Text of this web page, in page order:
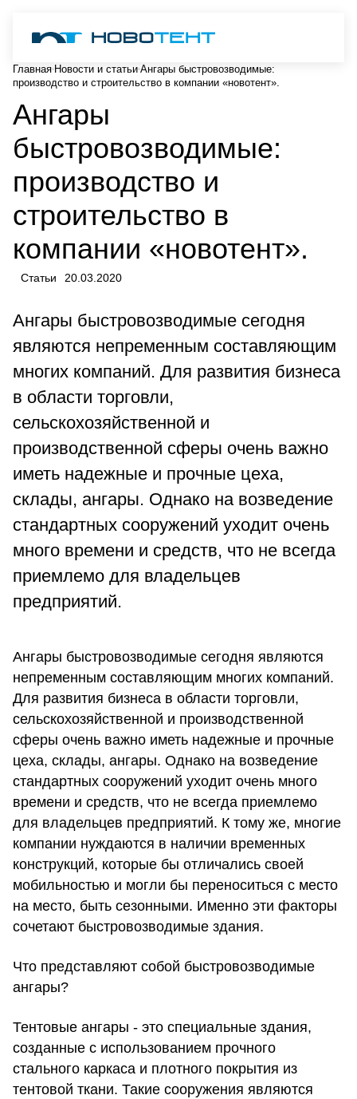
Главная Новости и статьи Ангары быстровозводимые:
производство и строительство в компании «новотент».
Ангары
быстровозводимые:
производство и
строительство в
компании «новотент».
Статьи 20.03.2020
Ангары быстровозводимые сегодня
являются непременным составляющим
многих компаний. Для развития бизнеса
в области торговли,
сельскохозяйственной и
производственной сферы очень важно
иметь надежные и прочные цеха,
склады, ангары. Однако на возведение
стандартных сооружений уходит очень
много времени и средств, что не всегда
приемлемо для владельцев
предприятий.
Ангары быстровозводимые сегодня являются
непременным составляющим многих компаний.
Для развития бизнеса в области торговли,
сельскохозяйственной и производственной
сферы очень важно иметь надежные и прочные
цеха, склады, ангары. Однако на возведение
стандартных сооружений уходит очень много
времени и средств, что не всегда приемлемо
для владельцев предприятий. К тому же, многие
компании нуждаются в наличии временных
конструкций, которые бы отличались своей
мобильностью и могли бы переноситься с место
на место, быть сезонными. Именно эти факторы
сочетают быстровозводимые здания.
Что представляют собой быстровозводимые
ангары?
Тентовые ангары - это специальные здания,
созданные с использованием прочного
стального каркаса и плотного покрытия из
тентовой ткани. Такие сооружения являются